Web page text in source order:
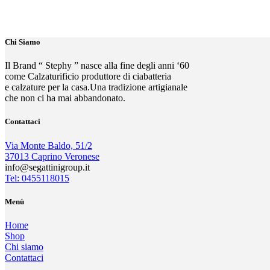
Chi Siamo
Il Brand “ Stephy ” nasce alla fine degli anni ‘60
come Calzaturificio produttore di ciabatteria
e calzature per la casa.Una tradizione artigianale
che non ci ha mai abbandonato.
Contattaci
Via Monte Baldo, 51/2
37013 Caprino Veronese
info@segattinigroup.it
Tel: 0455118015
Menù
Home
Shop
Chi siamo
Contattaci